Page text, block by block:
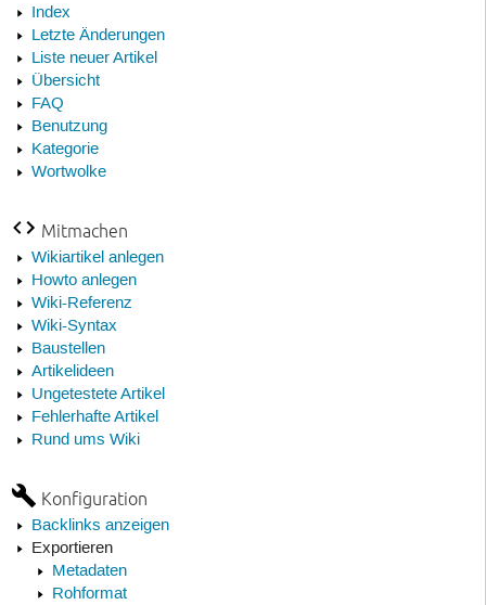
Index
Letzte Änderungen
Liste neuer Artikel
Übersicht
FAQ
Benutzung
Kategorie
Wortwolke
Mitmachen
Wikiartikel anlegen
Howto anlegen
Wiki-Referenz
Wiki-Syntax
Baustellen
Artikelideen
Ungetestete Artikel
Fehlerhafte Artikel
Rund ums Wiki
Konfiguration
Backlinks anzeigen
Exportieren
Metadaten
Rohformat